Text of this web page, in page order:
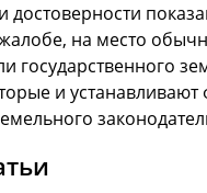
достоверности
на место
государственного
и устанавливают